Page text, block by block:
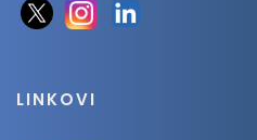
LINKOVI